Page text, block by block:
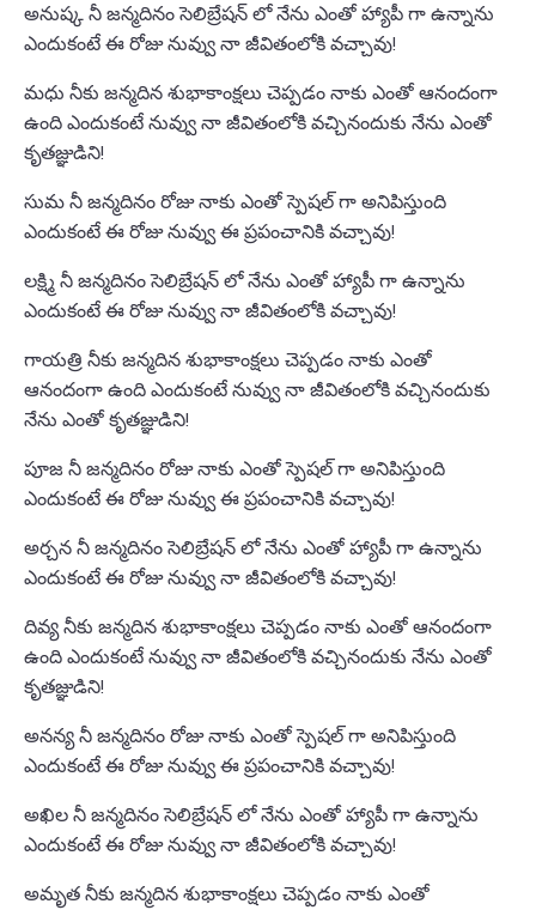
అనుష్క నీ జన్మదినం సెలిబ్రేషన్ లో నేను ఎంతో హ్యాపీ గా ఉన్నాను
ఎందుకంటే ఈ రోజు నువ్వు నా జీవితంలోకి వచ్చావు!
మధు నీకు జన్మదిన శుభాకాంక్షలు చెప్పడం నాకు ఎంతో ఆనందంగా
ఉంది ఎందుకంటే నువ్వు నా జీవితంలోకి వచ్చినందుకు నేను ఎంతో
కృతజ్ఞుడిని!
సుమ నీ జన్మదినం రోజు నాకు ఎంతో స్పెషల్ గా అనిపిస్తుంది
ఎందుకంటే ఈ రోజు నువ్వు ఈ ప్రపంచానికి వచ్చావు!
లక్ష్మి నీ జన్మదినం సెలిబ్రేషన్ లో నేను ఎంతో హ్యాపీ గా ఉన్నాను
ఎందుకంటే ఈ రోజు నువ్వు నా జీవితంలోకి వచ్చావు!
గాయత్రి నీకు జన్మదిన శుభాకాంక్షలు చెప్పడం నాకు ఎంతో
ఆనందంగా ఉంది ఎందుకంటే నువ్వు నా జీవితంలోకి వచ్చినందుకు
నేను ఎంతో కృతజ్ఞుడిని!
పూజ నీ జన్మదినం రోజు నాకు ఎంతో స్పెషల్ గా అనిపిస్తుంది
ఎందుకంటే ఈ రోజు నువ్వు ఈ ప్రపంచానికి వచ్చావు!
అర్చన నీ జన్మదినం సెలిబ్రేషన్ లో నేను ఎంతో హ్యాపీ గా ఉన్నాను
ఎందుకంటే ఈ రోజు నువ్వు నా జీవితంలోకి వచ్చావు!
దివ్య నీకు జన్మదిన శుభాకాంక్షలు చెప్పడం నాకు ఎంతో ఆనందంగా
ఉంది ఎందుకంటే నువ్వు నా జీవితంలోకి వచ్చినందుకు నేను ఎంతో
కృతజ్ఞుడిని!
అనన్య నీ జన్మదినం రోజు నాకు ఎంతో స్పెషల్ గా అనిపిస్తుంది
ఎందుకంటే ఈ రోజు నువ్వు ఈ ప్రపంచానికి వచ్చావు!
అఖిల నీ జన్మదినం సెలిబ్రేషన్ లో నేను ఎంతో హ్యాపీ గా ఉన్నాను
ఎందుకంటే ఈ రోజు నువ్వు నా జీవితంలోకి వచ్చావు!
అమృత నీకు జన్మదిన శుభాకాంక్షలు చెప్పడం నాకు ఎంతో